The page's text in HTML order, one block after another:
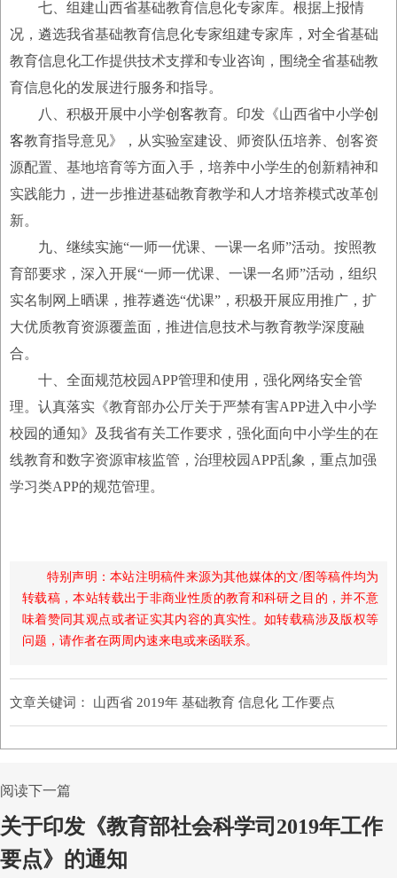
七、组建山西省基础教育信息化专家库。根据上报情
况，遴选我省基础教育信息化专家组建专家库，对全省基础
教育信息化工作提供技术支撑和专业咨询，围绕全省基础教
育信息化的发展进行服务和指导。
八、积极开展中小学创客教育。印发《山西省中小学创
客教育指导意见》，从实验室建设、师资队伍培养、创客资
源配置、基地培育等方面入手，培养中小学生的创新精神和
实践能力，进一步推进基础教育教学和人才培养模式改革创
新。
九、继续实施“一师一优课、一课一名师”活动。按照教
育部要求，深入开展“一师一优课、一课一名师”活动，组织
实名制网上晒课，推荐遴选“优课”，积极开展应用推广，扩
大优质教育资源覆盖面，推进信息技术与教育教学深度融
合。
十、全面规范校园APP管理和使用，强化网络安全管
理。认真落实《教育部办公厅关于严禁有害APP进入中小学
校园的通知》及我省有关工作要求，强化面向中小学生的在
线教育和数字资源审核监管，治理校园APP乱象，重点加强
学习类APP的规范管理。
特别声明：本站注明稿件来源为其他媒体的文/图等稿件均为
转载稿，本站转载出于非商业性质的教育和科研之目的，并不意
味着赞同其观点或者证实其内容的真实性。如转载稿涉及版权等
问题，请作者在两周内速来电或来函联系。
文章关键词： 山西省 2019年 基础教育 信息化 工作要点
阅读下一篇
关于印发《教育部社会科学司2019年工作
要点》的通知